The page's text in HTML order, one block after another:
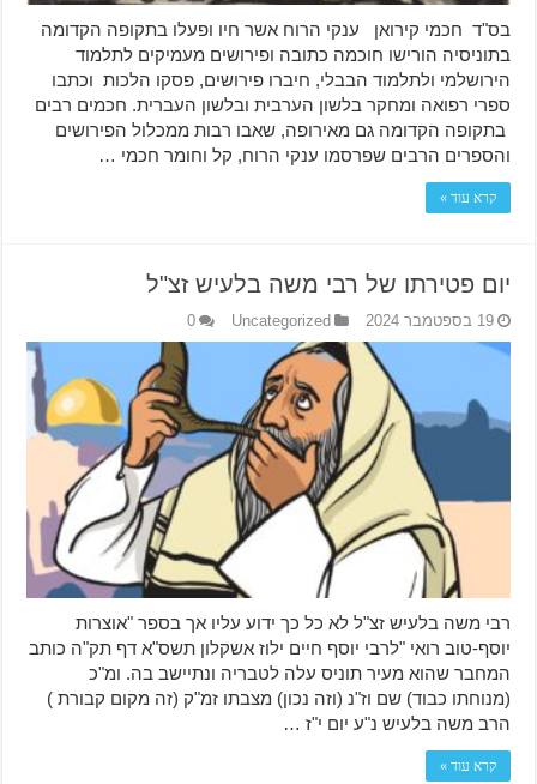
בס"ד חכמי קירואן ענקי הרוח אשר חיו ופעלו בתקופה הקדומה
בתוניסיה הורישו חוכמה כתובה ופירושים מעמיקים לתלמוד
הירושלמי ולתלמוד הבבלי, חיברו פירושים, פסקו הלכות וכתבו
ספרי רפואה ומחקר בלשון הערבית ובלשון העברית. חכמים רבים
בתקופה הקדומה גם מאירופה, שאבו רבות ממכלול הפירושים
והספרים הרבים שפרסמו ענקי הרוח, קל וחומר חכמי …
קרא עוד »
יום פטירתו של רבי משה בלעיש זצ"ל
19 בספטמבר 2024 Uncategorized
0
רבי משה בלעיש זצ"ל לא כל כך ידוע עליו אך בספר "אוצרות
יוסף-טוב רואי "לרבי יוסף חיים ילוז אשקלון תשס"א דף תק"ה כותב
המחבר שהוא מעיר תוניס עלה לטבריה ונתיישב בה. ומ"כ
(מנוחתו כבוד) שם וז"נ (וזה נכון) מצבתו זמ"ק (זה מקום קבורת )
הרב משה בלעיש נ"ע יום י"ז …
קרא עוד »